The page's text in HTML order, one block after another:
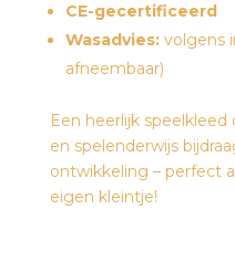
CE-gecertificeerd
Wasadvies:volgens
afneembaar)
Een heerlijk
en spelenderwijs
ontwikkeling – perfect
eigen kleintje!